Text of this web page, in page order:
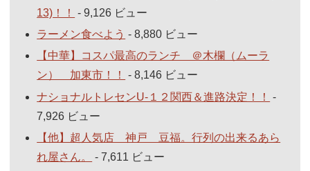
13)！！
- 9,126 ビュー
ラーメン食べよう - 8,880 ビュー
【中華】コスパ最高のランチ ＠木欄（ムーラ
ン） 加東市！！
- 8,146 ビュー
ナショナルトレセンU-１２関西＆進路決定！！
-
7,926 ビュー
【他】超人気店 神戸 豆福。行列の出来るあら
れ屋さん。
- 7,611 ビュー